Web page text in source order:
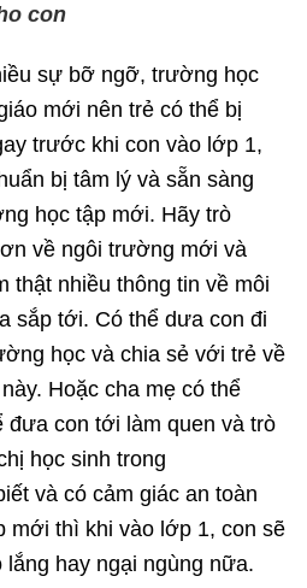
con
sự bỡ ngỡ, trường học
mới nên trẻ có thể bị
trước khi con vào lớp 1,
bị tâm lý và sẵn sàng
học tập mới. Hãy trò
về ngôi trường mới và
thật nhiều thông tin về môi
sắp tới. Có thể dưa con đi
học và chia sẻ với trẻ về
Hoặc cha mẹ có thể
đưa con tới làm quen và trò
học sinh trong
và có cảm giác an toàn
mới thì khi vào lớp 1, con sẽ
lắng hay ngại ngùng nữa.